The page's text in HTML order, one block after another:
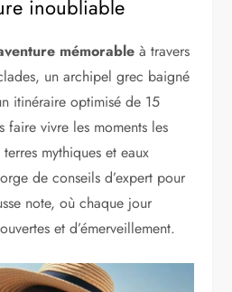
inoubliable
mémorable à travers
un archipel grec baigné
itinéraire optimisé de 15
faire vivre les moments les
mythiques et eaux
de conseils d’expert pour
note, où chaque jour
et d’émerveillement.